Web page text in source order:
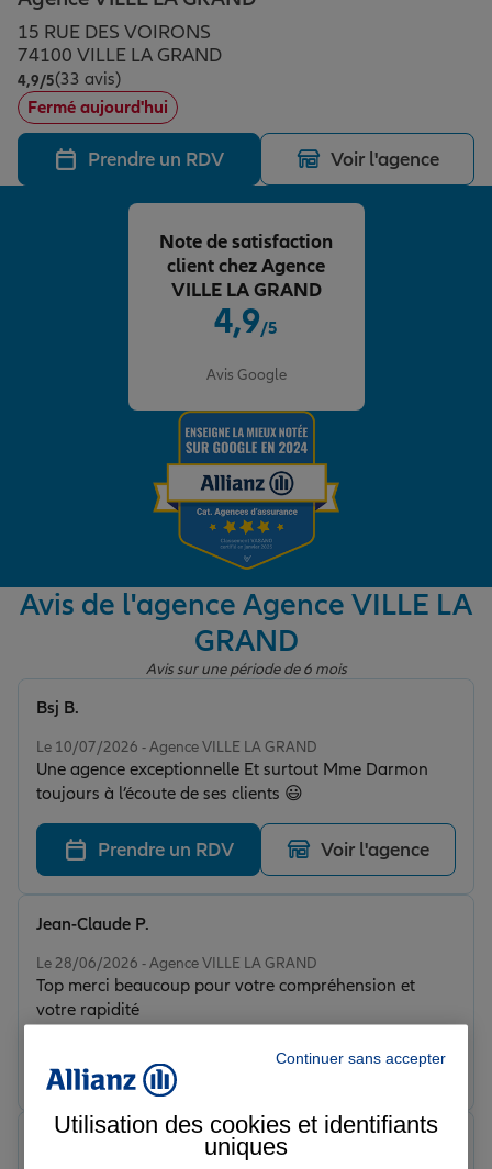
Assurance emprunteur
Prévoyance et dépendance
Assurance animal de compagnie
Protection de la famille
Protection juridique
Épargne & retraite
Plan épargne retraite
Assurance vie
Placements financiers
Investissements immobiliers
Transmission
Vos projets
Partir en vacances
Départ à la retraite
Préparer l’avenir
Conseil assurance
Assurance habitation
Le Pack Famille
Garantie des accidents de la vie
Protection juridique
Retraite
Tous nos devis d'assurance
Allianz en France
15 RUE DES VOIRONS
74100 VILLE LA GRAND
4,9/5Note de 4.9 sur 5
(33 avis)
Fermé aujourd'hui
Prendre un RDV Voir l'agence
4,9/5
Avis Google
Note de satisfaction
client chez Agence
VILLE LA GRAND
Avis de l'agence Agence VILLE LA
GRAND
Avis sur une période de 6 mois
Le 10/07/2026 - Agence VILLE LA GRAND
Une agence exceptionnelle Et surtout Mme Darmon
toujours à l’écoute de ses clients 😃
Bsj B.
Prendre un RDV Voir l'agence
Le 28/06/2026 - Agence VILLE LA GRAND
Top merci beaucoup pour votre compréhension et
votre rapidité
Jean-Claude P.
Prendre un RDV Voir l'agence
Continuer sans accepter
Utilisation des cookies et identifiants
uniques